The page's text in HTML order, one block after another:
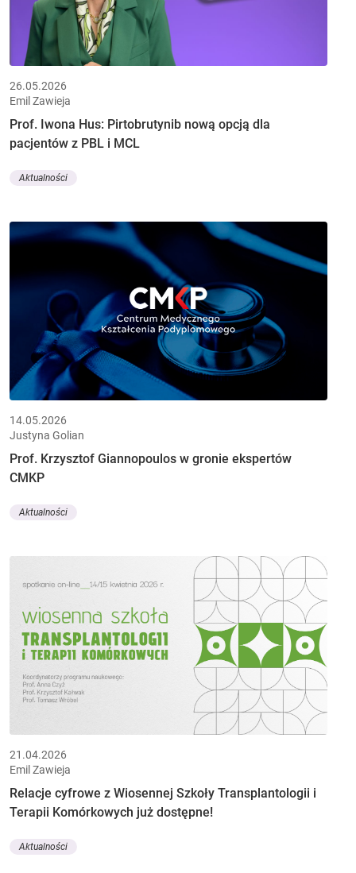
26.05.2026
Emil Zawieja
Prof. Iwona Hus: Pirtobrutynib nową opcją dla
pacjentów z PBL i MCL
Aktualności
14.05.2026
Justyna Golian
Prof. Krzysztof Giannopoulos w gronie ekspertów
CMKP
Aktualności
21.04.2026
Emil Zawieja
Relacje cyfrowe z Wiosennej Szkoły Transplantologii i
Terapii Komórkowych już dostępne!
Aktualności